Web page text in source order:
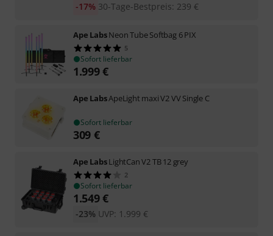
30-Tage-Bestpreis: 239 €
-17%
Ape LabsNeon Tube Softbag 6 PIX
5
Sofort lieferbar
1.999€
Ape LabsApeLight maxi V2 VV Single C
Sofort lieferbar
309 €
Ape LabsLightCan V2 TB 12 grey
2
Sofort lieferbar
1.549€
UVP: 1.999 €
-23%